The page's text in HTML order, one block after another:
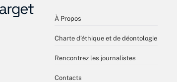
À Propos
Charte d’éthique et de déontologie
Rencontrez les journalistes
Contacts